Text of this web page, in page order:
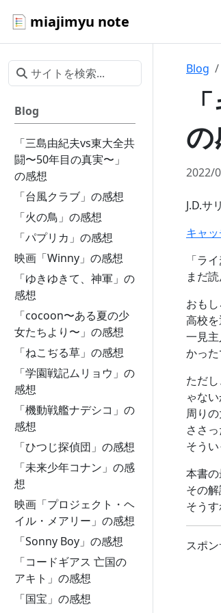
miajimyu note
Blog
「三島由紀夫vs東大全共
闘〜50年目の真実〜」
の感想
「台風クラブ」の感想
「火の鳥」の感想
「パプリカ」の感想
映画「Winny」の感想
「ゆきゆきて、神軍」の
感想
「cocoon〜ある夏の少
女たちより〜」の感想
「ねこぢる草」の感想
「学園戦記ムリョウ」の
感想
「機動戦艦ナデシコ」の
感想
「ひつじ探偵団」の感想
「未来少年コナン」の感
想
映画「プロジェクト・ヘ
イル・メアリー」の感想
「Sonny Boy」の感想
「コードギアス 亡国の
アキト」の感想
「国宝」の感想
Blog
2022/
J.D.サ
キャ
「ラ
まだ
おもし
高校
一見
かった
ただ
ゃな
周り
ささ
そう
本書
その
そう
スポ